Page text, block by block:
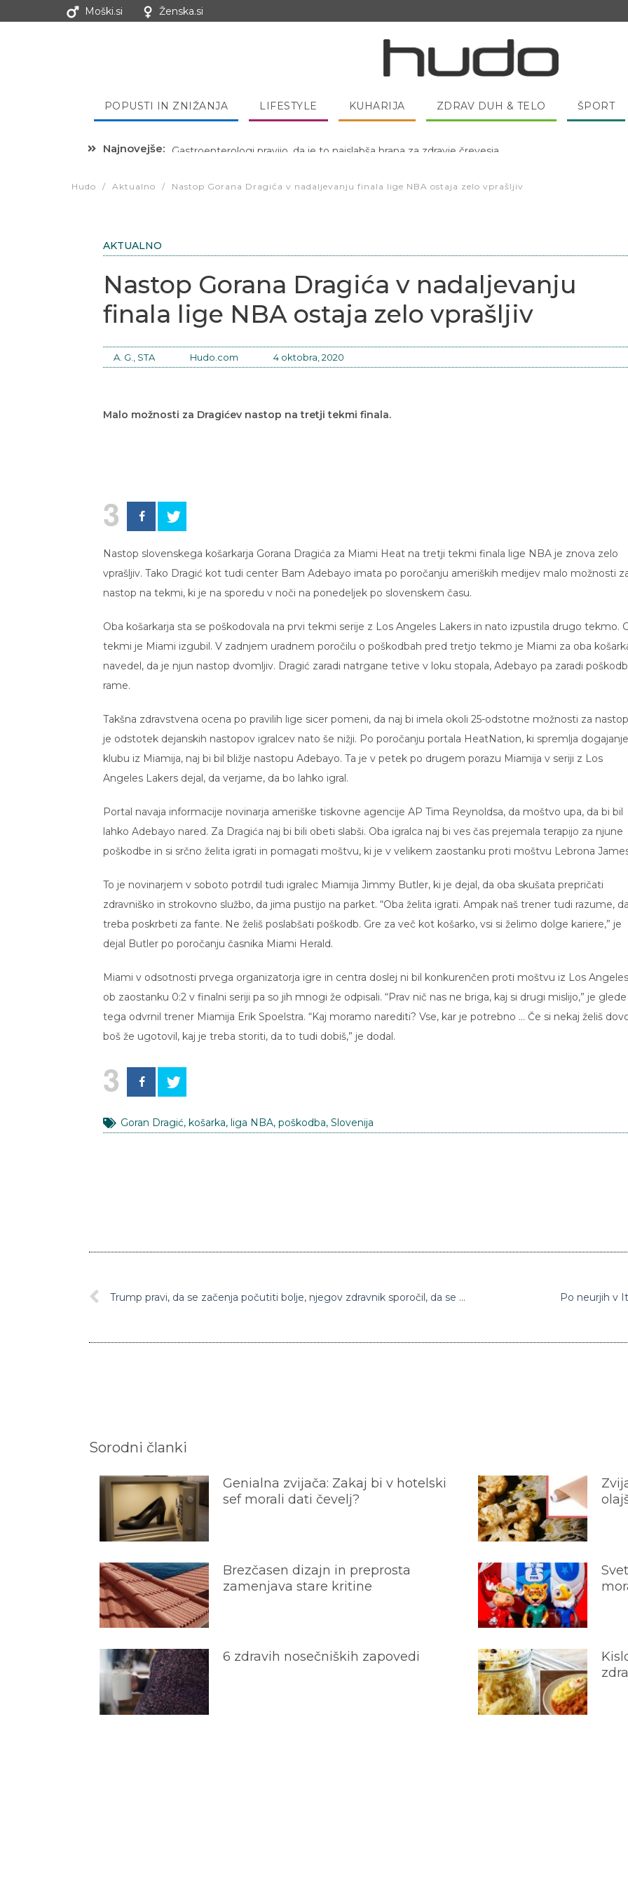
Moški.si Ženska.si
POPUSTI IN ZNIŽANJA LIFESTYLE KUHARIJA ZDRAV DUH & TELO ŠPORT
Najnovejše: Hibernacijska dieta: Zakaj je pred spanjem dobro pojesti žlico medu?
Hudo / Aktualno / Nastop Gorana Dragića v nadaljevanju finala lige NBA ostaja zelo vprašljiv
AKTUALNO
Nastop Gorana Dragića v nadaljevanju
finala lige NBA ostaja zelo vprašljiv
A. G., STA Hudo.com 4 oktobra, 2020
Malo možnosti za Dragićev nastop na tretji tekmi finala.
3
Nastop slovenskega košarkarja Gorana Dragića za Miami Heat na tretji tekmi finala lige NBA je znova zelo
vprašljiv. Tako Dragić kot tudi center Bam Adebayo imata po poročanju ameriških medijev malo možnosti
nastop na tekmi, ki je na sporedu v noči na ponedeljek po slovenskem času.
Oba košarkarja sta se poškodovala na prvi tekmi serije z Los Angeles Lakers in nato izpustila drugo tekmo.
tekmi je Miami izgubil. V zadnjem uradnem poročilu o poškodbah pred tretjo tekmo je Miami za oba
navedel, da je njun nastop dvomljiv. Dragić zaradi natrgane tetive v loku stopala, Adebayo pa zaradi
rame.
Takšna zdravstvena ocena po pravilih lige sicer pomeni, da naj bi imela okoli 25-odstotne možnosti za
je odstotek dejanskih nastopov igralcev nato še nižji. Po poročanju portala HeatNation, ki spremlja
klubu iz Miamija, naj bi bil bližje nastopu Adebayo. Ta je v petek po drugem porazu Miamija v seriji z Los
Angeles Lakers dejal, da verjame, da bo lahko igral.
Portal navaja informacije novinarja ameriške tiskovne agencije AP Tima Reynoldsa, da moštvo upa, da bi bil
lahko Adebayo nared. Za Dragića naj bi bili obeti slabši. Oba igralca naj bi ves čas prejemala terapijo za njune
poškodbe in si srčno želita igrati in pomagati moštvu, ki je v velikem zaostanku proti moštvu Lebrona
To je novinarjem v soboto potrdil tudi igralec Miamija Jimmy Butler, ki je dejal, da oba skušata prepričati
zdravniško in strokovno službo, da jima pustijo na parket. “Oba želita igrati. Ampak naš trener tudi razume,
treba poskrbeti za fante. Ne želiš poslabšati poškodb. Gre za več kot košarko, vsi si želimo dolge kariere,” je
dejal Butler po poročanju časnika Miami Herald.
Miami v odsotnosti prvega organizatorja igre in centra doslej ni bil konkurenčen proti moštvu iz Los
ob zaostanku 0:2 v finalni seriji pa so jih mnogi že odpisali. “Prav nič nas ne briga, kaj si drugi mislijo,” je glede
tega odvrnil trener Miamija Erik Spoelstra. “Kaj moramo narediti? Vse, kar je potrebno … Če si nekaj želiš
boš že ugotovil, kaj je treba storiti, da to tudi dobiš,” je dodal.
3
Goran Dragić, košarka, liga NBA, poškodba, Slovenija
Trump pravi, da se začenja počutiti bolje, njegov zdravnik sporočil, da se predsednik še ni rešil najhujšega Po neurjih v
Sorodni članki
Genialna zvijača: Zakaj bi v hotelski
sef morali dati čevelj?
Brezčasen dizajn in preprosta
zamenjava stare kritine
6 zdravih nosečniških zapovedi